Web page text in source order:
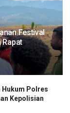
Festival
Rapat
Hukum Polres
Kepolisian